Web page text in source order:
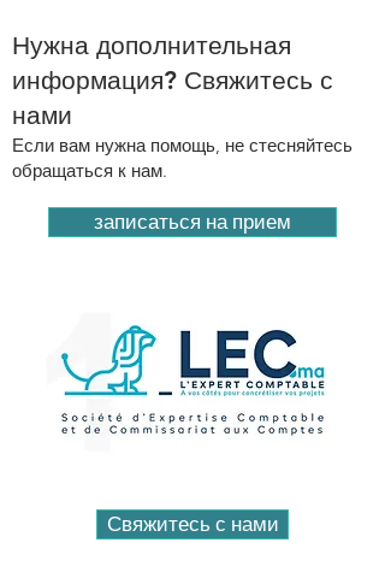
Нужна дополнительная
информация? Свяжитесь с
нами
Если вам нужна помощь, не стесняйтесь
обращаться к нам.
записаться на прием
Свяжитесь с нами